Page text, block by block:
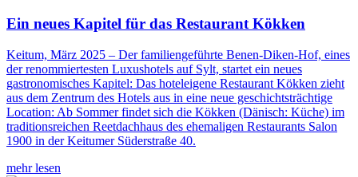
Ein neues Kapitel für das Restaurant Kökken
Keitum, März 2025 – Der familiengeführte Benen-Diken-Hof, eines
der renommiertesten Luxushotels auf Sylt, startet ein neues
gastronomisches Kapitel: Das hoteleigene Restaurant Kökken zieht
aus dem Zentrum des Hotels aus in eine neue geschichtsträchtige
Location: Ab Sommer findet sich die Kökken (Dänisch: Küche) im
traditionsreichen Reetdachhaus des ehemaligen Restaurants Salon
1900 in der Keitumer Süderstraße 40.
mehr lesen